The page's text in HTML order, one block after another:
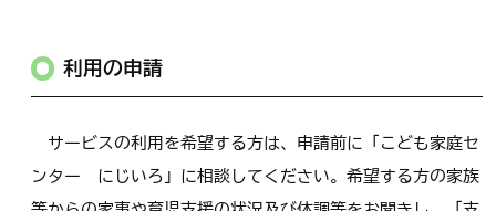
利用の申請
サービスの利用を希望する方は、申請前に「こども家庭セ
ンター にじいろ」に相談してください。希望する方の家族